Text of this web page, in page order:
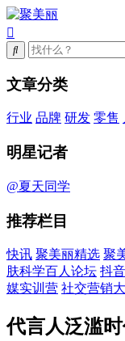
文章分类
行业 品牌 研发 零售
明星记者
@夏天同学
推荐栏目
快讯 聚美丽精选 聚
肤科学百人论坛 抖音
媒实训营 社交营销
代言人泛滥